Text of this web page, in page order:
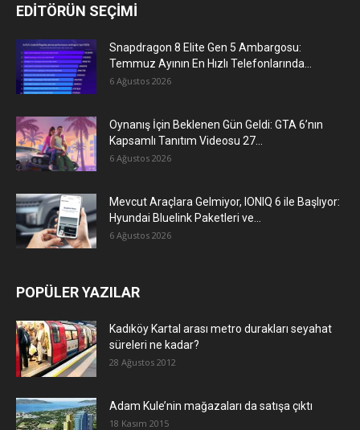
EDİTÖRÜN SEÇİMİ
Snapdragon 8 Elite Gen 5 Ambargosu:
Temmuz Ayının En Hızlı Telefonlarında...
6 Ağustos 2026
Oynanış İçin Beklenen Gün Geldi: GTA 6’nın
Kapsamlı Tanıtım Videosu 27...
6 Ağustos 2026
Mevcut Araçlara Gelmiyor, IONIQ 6 ile Başlıyor:
Hyundai Bluelink Paketleri ve...
6 Ağustos 2026
POPÜLER YAZILAR
Kadıköy Kartal arası metro durakları seyahat
süreleri ne kadar?
28 Ağustos 2012
Adam Kule’nin mağazaları da satışa çıktı
18 Kasım 2015